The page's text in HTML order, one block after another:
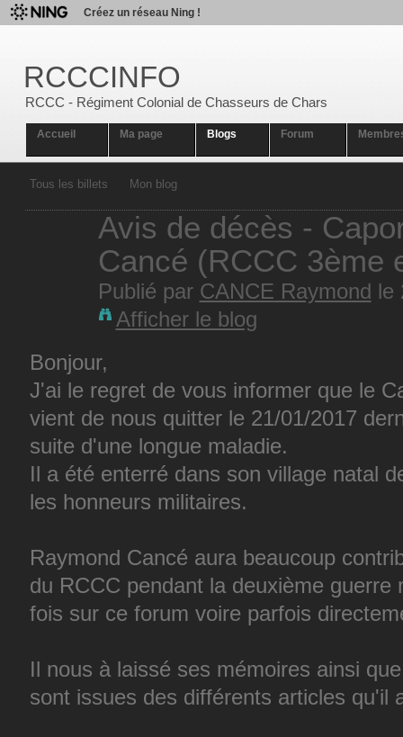
Créez un réseau Ning !
RCCCINFO
RCCC - Régiment Colonial de Chasseurs de Chars
Accueil Ma page Blogs Forum
Tous les billets Mon blog
Avis de décès -
Cancé (RCCC 3ème
Publié par CANCE Raymond le
Afficher le blog
Bonjour,
J'ai le regret de vous informer que le
vient de nous quitter le 21/01/2017
suite d'une longue maladie.
Il a été enterré dans son village natal
les honneurs militaires.
Raymond Cancé aura beaucoup
du RCCC pendant la deuxième
fois sur ce forum voire parfois
Il nous à laissé ses mémoires ainsi
sont issues des différents articles qu'il